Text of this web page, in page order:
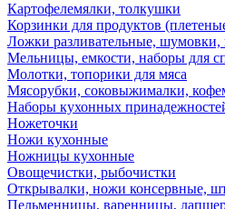
Картофелемялки, толкушки
Корзинки для продуктов
Ложки разливательные, шумовки,
Мельницы, емкости, наборы для
Молотки, топорики для мяса
Мясорубки, соковыжималки,
Наборы кухонных
Ножеточки
Ножи кухонные
Ножницы кухонные
Овощечистки, рыбочистки
Открывалки, ножи консервные,
Пельменницы, варенницы,